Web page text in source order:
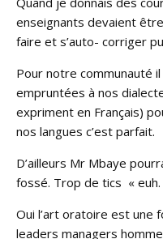
enseignants devaient
faire et s’auto- corriger
Pour notre communauté
empruntées à nos
expriment en Français)
nos langues c’est parfait.
D’ailleurs Mr Mbaye
fossé. Trop de tics «
Oui l’art oratoire est une
leaders managers